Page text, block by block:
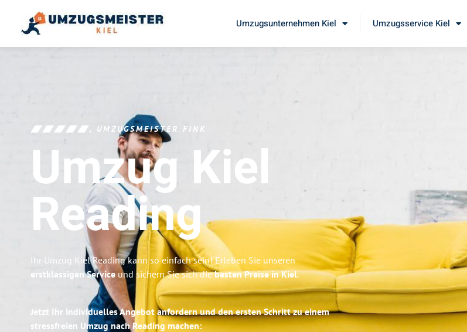
Umzugsunternehmen Kiel Umzugsservice Kiel
UMZUGSMEISTER FINK
Umzug Kiel
Reading
Ihr Umzug Kiel Reading kann so einfach sein! Erleben Sie unseren
erstklassigen Service und sichern Sie sich diebesten Preise in Kiel.
Jetzt Ihr individuelles Angebot anfordern und den ersten Schritt zu einem
stressfreien Umzug nach Reading machen: